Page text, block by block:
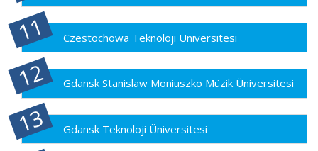
Czestochowa Teknoloji Üniversitesi
Gdansk Stanislaw Moniuszko Müzik Üniversitesi
Gdansk Teknoloji Üniversitesi